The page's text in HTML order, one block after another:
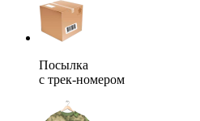
Посылка
с трек-номером